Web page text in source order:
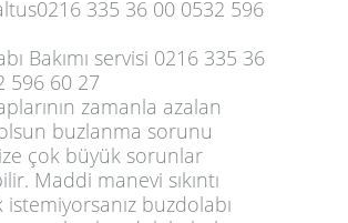
335 36 00 0532 596
Bakımı servisi 0216 335 36
596 60 27
zamanla azalan
buzlanma sorunu
çok büyük sorunlar
Maddi manevi sıkıntı
istemiyorsanız buzdolabı